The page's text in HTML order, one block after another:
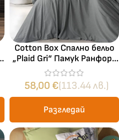
Cotton Box Спално бельо
„Plaid Gri“ Памук Ранфорс
– 100% памук – 4 части
– за спалня
58,00 €(113.44 лв.)
Разгледай